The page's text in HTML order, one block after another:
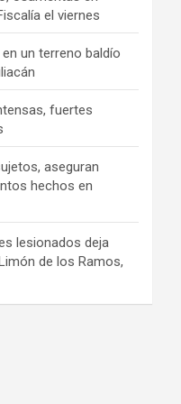
el viernes
un terreno baldío
fuertes
aseguran
hechos en
lesionados deja
de los Ramos,